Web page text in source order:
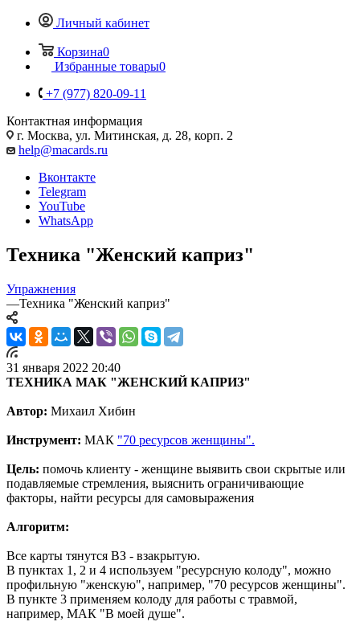
Личный кабинет
Корзина0
Избранные товары0
+7 (977) 820-09-11
Контактная информация
г. Москва, ул. Митинская, д. 28, корп. 2
help@macards.ru
Вконтакте
Telegram
YouTube
WhatsApp
Техника "Женский каприз"
Упражнения
—Техника "Женский каприз"
31 января 2022 20:40
ТЕХНИКА МАК "ЖЕНСКИЙ КАПРИЗ"
Автор: Михаил Хибин
Инструмент: МАК "70 ресурсов женщины".
Цель: помочь клиенту - женщине выявить свои скрытые или
подавляемые стремления, выяснить ограничивающие
факторы, найти ресурсы для самовыражения
Алгоритм:
Все карты тянутся ВЗ - взакрытую.
В пунктах 1, 2 и 4 используем "ресурсную колоду", можно
профильную "женскую", например, "70 ресурсов женщины".
В пункте 3 применяем колоду для работы с травмой,
например, МАК "В моей душе".